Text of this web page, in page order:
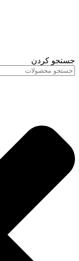
جستجو کردن